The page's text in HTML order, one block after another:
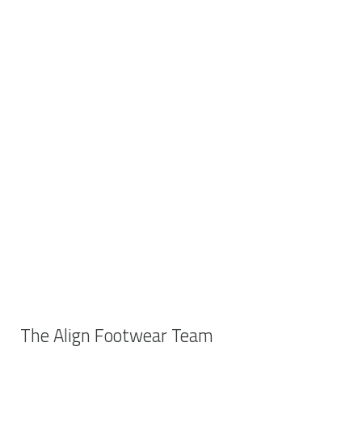
The Align Footwear Team